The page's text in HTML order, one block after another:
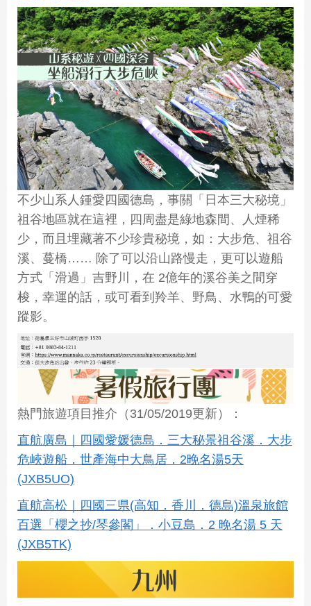
不少山系人鍾愛四國德島，事關「日本三大秘境」
祖谷地區就在這裡，四周盡是綠地森間、人煙稀
少，而且埋藏著不少珍貴秘境，如：大步危、祖谷
溪、蔓橋…… 除了可以沿山路慢走，更可以遊船
方式「滑過」吉野川，在 2億年的溪谷美之間穿
梭，幸運的話，或可看到羚羊、野鳥、水鴨的可愛
蹤影。
熱門旅遊項目推介（31/05/2019更新）：
直航廣島｜四國愛媛德島．三大秘景祖谷溪．大步
危峽遊船．世產海中大鳥居．2晚名湯5天
(JXB5UO)
直航高松｜四國三県(高知．香川．德島)溫泉旅館
百選「櫻之抄/琴參閣」．小豆島．2 晚名湯 5 天
(JXB5TK)